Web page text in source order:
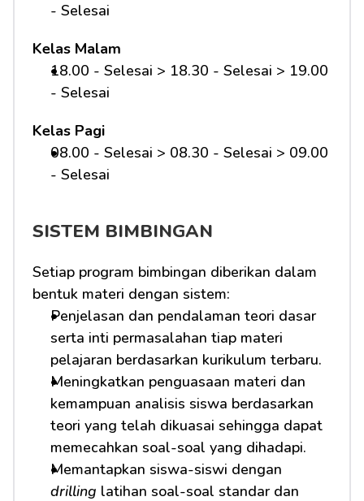
- Selesai
Kelas Malam
18.00 - Selesai > 18.30 - Selesai > 19.00
- Selesai
Kelas Pagi
08.00 - Selesai > 08.30 - Selesai > 09.00
- Selesai
SISTEM BIMBINGAN
Setiap program bimbingan diberikan dalam
bentuk materi dengan sistem:
Penjelasan dan pendalaman teori dasar
serta inti permasalahan tiap materi
pelajaran berdasarkan kurikulum terbaru.
Meningkatkan penguasaan materi dan
kemampuan analisis siswa berdasarkan
teori yang telah dikuasai sehingga dapat
memecahkan soal-soal yang dihadapi.
drilling latihan soal-soal standar dan